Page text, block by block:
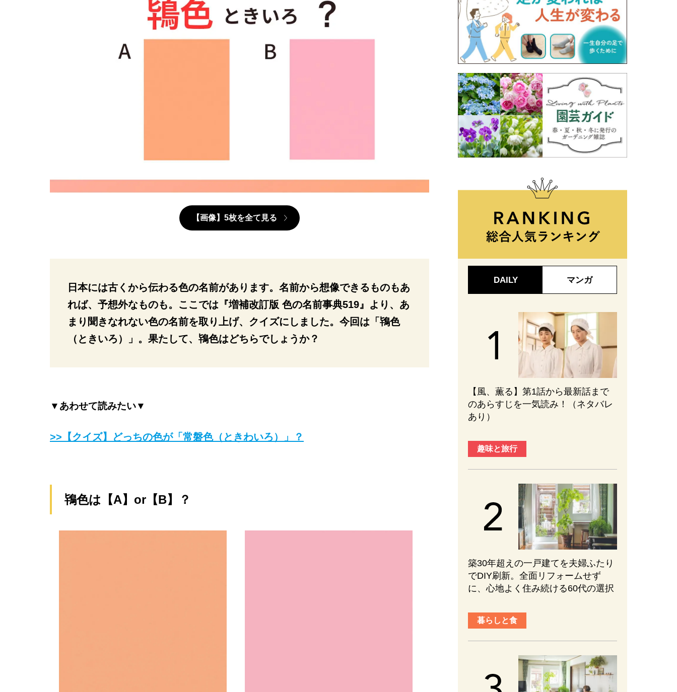
【画像】5枚を全て見る
日本には古くから伝わる色の名前があります。名前から想像できるものもあ
れば、予想外なものも。ここでは『増補改訂版 色の名前事典519』より、あ
まり聞きなれない色の名前を取り上げ、クイズにしました。今回は「鴇色
（ときいろ）」。果たして、鴇色はどちらでしょうか？
▼あわせて読みたい▼
>>【クイズ】どっちの色が「常磐色（ときわいろ）」？
鴇色は【A】or【B】？
DAILY マンガ
【風、薫る】第1話から最新話まで
のあらすじを一気読み！（ネタバレ
あり）
趣味と旅行
築30年超えの一戸建てを夫婦ふたり
でDIY刷新。全面リフォームせず
に、心地よく住み続ける60代の選択
暮らしと食